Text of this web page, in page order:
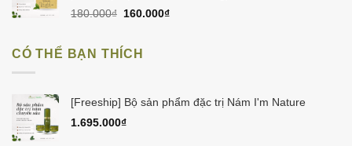
180.000₫ Giá
180.000₫.
160.000₫Giá
CÓ THỂ BẠN THÍCH
[Freeship] Bộ sản phẩm đặc trị Nám I'm Nature
1.695.000₫